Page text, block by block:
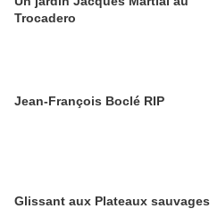
Trocadero
Jean-François Boclé RIP
Glissant aux Plateaux sauvages